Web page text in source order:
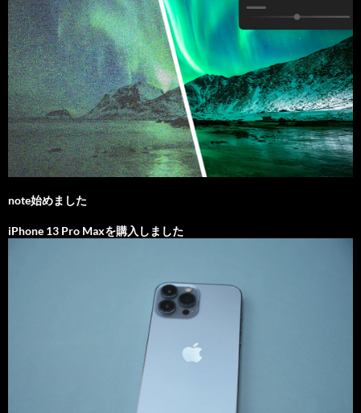
note始めました
iPhone 13 Pro Maxを購入しました